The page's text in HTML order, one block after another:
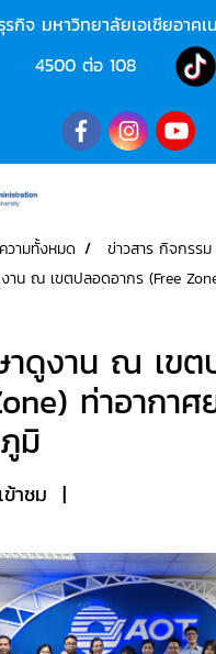
กิจ มหาวิทยาลัยเอเชียอาค
4500ต่อ 108
วามทั้งหมด ข่าวสาร กิจกรรม
าน ณ เขตปลอดอากร (Free
าดูงาน ณ เขต
ท่าอากาศ
มิ
าชม |